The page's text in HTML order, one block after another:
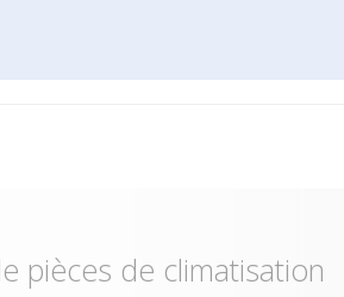
pièces de climatisation